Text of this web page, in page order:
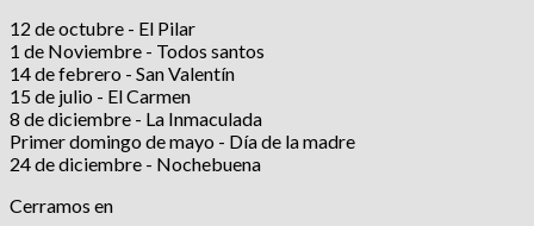
12 de octubre - El Pilar
1 de Noviembre - Todos santos
14 de febrero - San Valentín
15 de julio - El Carmen
8 de diciembre - La Inmaculada
Primer domingo de mayo - Día de la madre
24 de diciembre - Nochebuena
Cerramos en